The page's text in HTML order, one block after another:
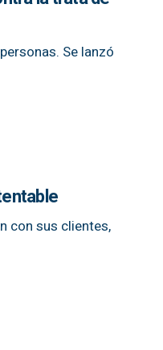
Se lanzó
con sus clientes,